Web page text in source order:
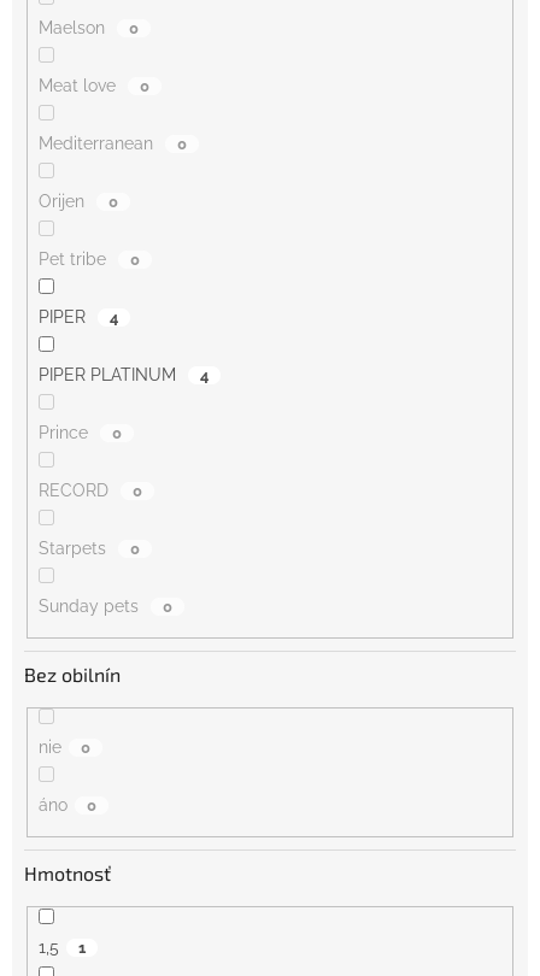
Maelson 0
Meat love 0
Mediterranean 0
Orijen 0
Pet tribe 0
PIPER 4
PIPER PLATINUM 4
Prince 0
RECORD 0
Starpets 0
Sunday pets 0
Bez obilnín
nie 0
áno 0
Hmotnosť
1,5 1